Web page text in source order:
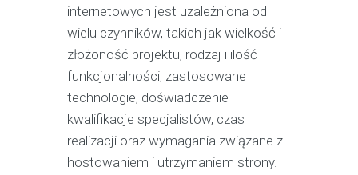
internetowych jest uzależniona od
wielu czynników, takich jak wielkość i
złożoność projektu, rodzaj i ilość
funkcjonalności, zastosowane
technologie, doświadczenie i
kwalifikacje specjalistów, czas
realizacji oraz wymagania związane z
hostowaniem i utrzymaniem strony.